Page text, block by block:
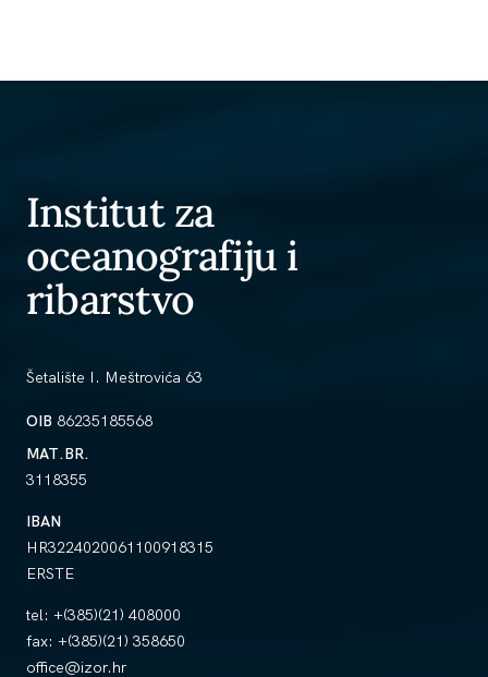
Institut za
oceanografiju i
ribarstvo
Šetalište I. Meštrovića 63
OIB 86235185568
MAT.BR.
3118355
IBAN
HR3224020061100918315
ERSTE
tel: +(385)(21) 408000
fax: +(385)(21) 358650
office@izor.hr